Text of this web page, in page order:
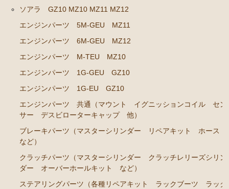
ステアリングパーツ（各種リペアキット ラックブー
ツ ラックエンド タイロッドエンド など）
足回りパーツ（アッパーマウント ベアリング ボー
ルジョイント ブッシュ類 など）
燃料パーツ（ポンプ フィルター ダンパー センダ
シャフトブーツ デフなど）
ウエザーストリップ ワイヤー類
ラベル
エアコン ヒーター関係
ソアラ GZ20 MZ20 MZ21
ソアラ GZ10 MZ10 MZ11 MZ12
エンジンパーツ 5M-GEU MZ11
エンジンパーツ 6M-GEU MZ12
エンジンパーツ M-TEU MZ10
エンジンパーツ 1G-GEU GZ10
エンジンパーツ 1G-EU GZ10
エンジンパーツ 共通（マウント イグニッションコイル セン
サー デスビローターキャップ 他）
ブレーキパーツ（マスターシリンダー リペアキット ホース
など）
クラッチパーツ（マスターシリンダー クラッチレリーズシリン
ダー オーバーホールキット など）
ステアリングパーツ（各種リペアキット ラックブーツ ラック